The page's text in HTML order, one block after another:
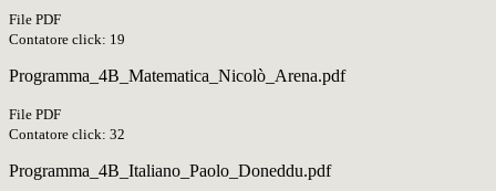
File PDF
Contatore click: 19
Programma_4B_Matematica_Nicolò_Arena.pdf
File PDF
Contatore click: 32
Programma_4B_Italiano_Paolo_Doneddu.pdf